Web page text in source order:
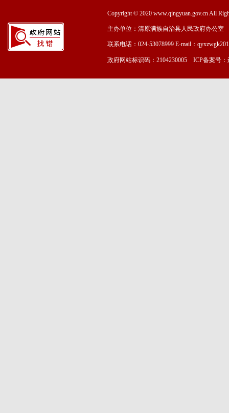
Copyright © 2020 www.qingyuan.gov.cn All
主办单位：清原满族自治县人民政府办公室
联系电话：024-53078999 E-mail：
政府网站标识码：2104230005 ICP备案号：